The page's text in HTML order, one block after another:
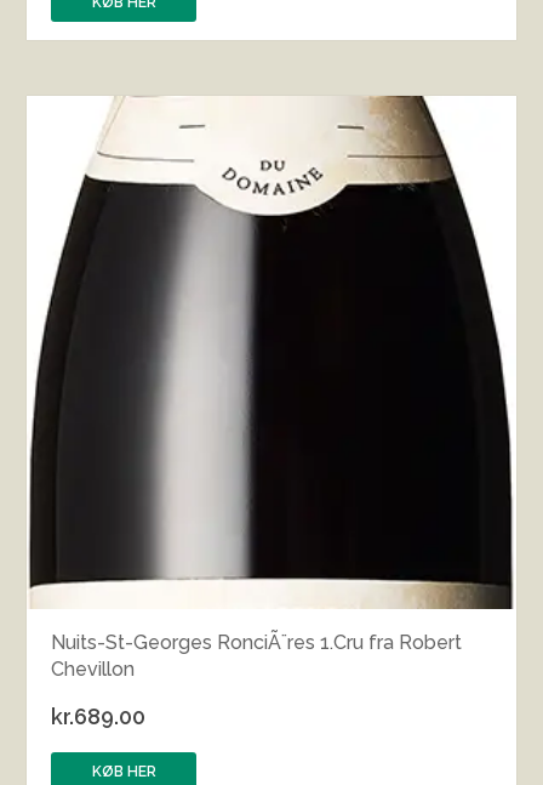
Nuits-St-Georges RonciÃ¨res 1.Cru fra Robert
Chevillon
kr.689.00
KØB HER